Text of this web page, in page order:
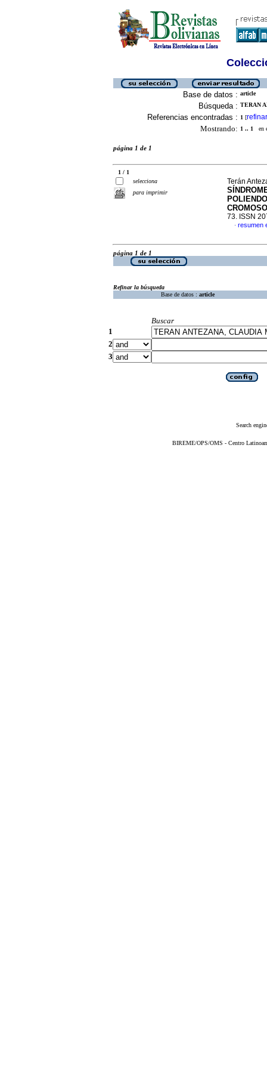
Base de datos : article
Búsqueda : TERAN
Referencias encontradas : 1 [refinar
Mostrando: 1 .. 1 en
página 1 de 1
1 / 1
selecciona
para imprimir
Terán
73. ISSN
· resumen
página 1 de 1
Refinar la búsqueda
Base de datos : article
Buscar
1
2
3
Search
BIREME/OPS/OMS - Centro